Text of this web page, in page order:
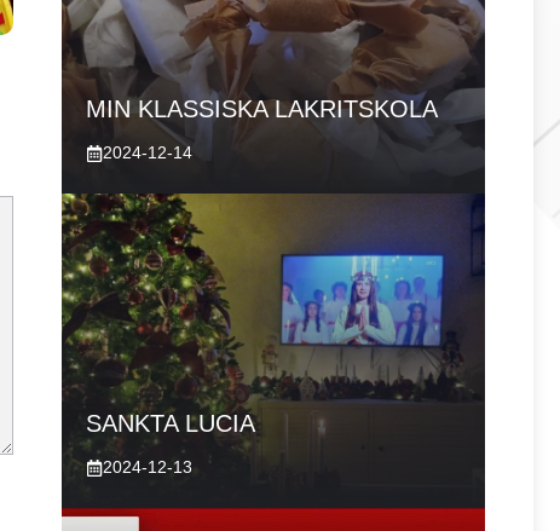
MIN KLASSISKA LAKRITSKOLA
2024-12-14
SANKTA LUCIA
2024-12-13